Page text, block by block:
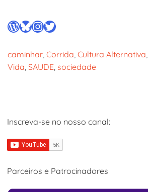
WordPress
Bluesky
Instagram
Twitter
caminhar, Corrida, Cultura Alternativa,
Vida, SAUDE, sociedade
Inscreva-se no nosso canal:
Parceiros e Patrocinadores